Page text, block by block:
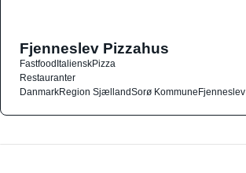
Fjenneslev Pizzahus
FastfoodItalienskPizza
Restauranter
DanmarkRegion SjællandSorø KommuneFjenneslev